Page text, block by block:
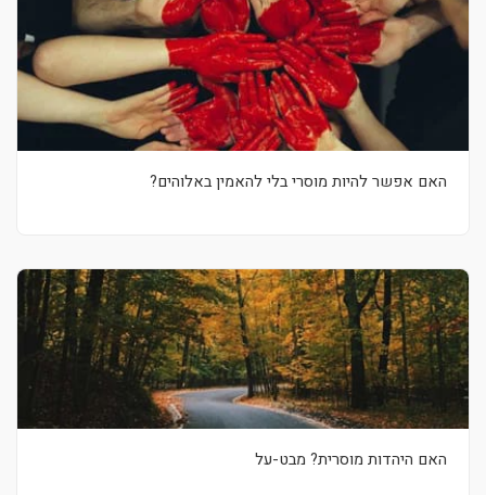
האם אפשר להיות מוסרי בלי להאמין באלוהים?
האם היהדות מוסרית? מבט-על